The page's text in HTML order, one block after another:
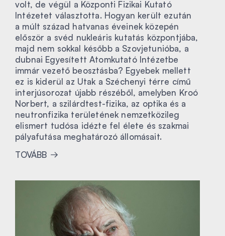
volt, de végül a Központi Fizikai Kutató
Intézetet választotta. Hogyan került ezután
a múlt század hatvanas éveinek közepén
először a svéd nukleáris kutatás központjába,
majd nem sokkal később a Szovjetunióba, a
dubnai Egyesített Atomkutató Intézetbe
immár vezető beosztásba? Egyebek mellett
ez is kiderül az Utak a Széchenyi térre című
interjúsorozat újabb részéből, amelyben Kroó
Norbert, a szilárdtest-fizika, az optika és a
neutronfizika területének nemzetközileg
elismert tudósa idézte fel élete és szakmai
pályafutása meghatározó állomásait.
TOVÁBB